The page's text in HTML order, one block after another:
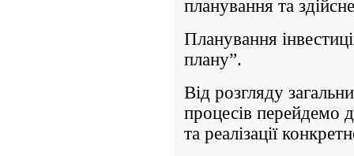
планування та
Планування
плану”.
Від розгляду
процесів перейдемо
та реалізації